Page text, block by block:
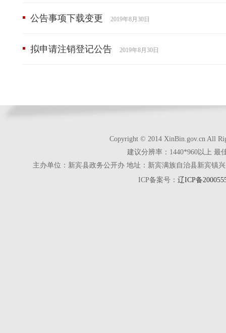
公告事项下载变更 2019年8月30日
拟申请注销登记公告 2019年8月30日
Copyright © 2014 XinBin.gov.cn All
建议分辨率：1440*960以上 最
主办单位：新宾县政务公开办 地址：新宾满族自治县新宾镇
ICP备案号： 辽ICP备